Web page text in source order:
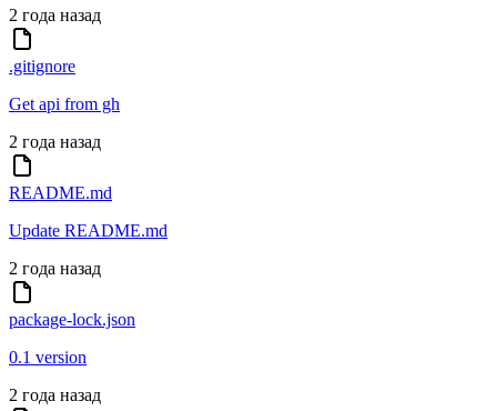
2 года назад
.gitignore
Get api from gh
2 года назад
README.md
Update README.md
2 года назад
package-lock.json
0.1 version
2 года назад